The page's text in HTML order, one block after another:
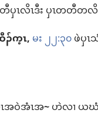
တီ​ပှၤလိၤ​ဒီး ပှၤ​တတီ​တ
ၣ်​က့ၤ,မး ၂၂:၃၀ဖဲ​ပှ
အ​ဝဲ​အံၤ​အ~ဟဲ​လၢ ယ​ဃံ​